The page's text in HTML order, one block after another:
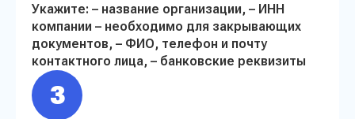
Укажите: – название организации, – ИНН
компании – необходимо для закрывающих
документов, – ФИО, телефон и почту
контактного лица, – банковские реквизиты
3